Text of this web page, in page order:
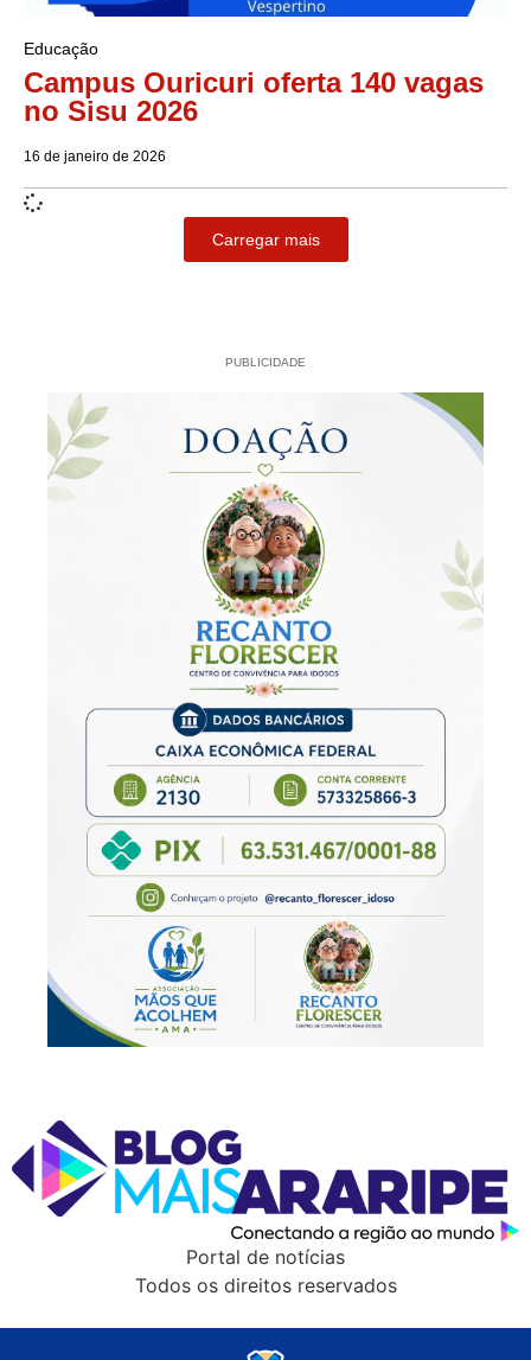
Educação
Campus Ouricuri oferta 140 vagas
no Sisu 2026
16 de janeiro de 2026
Carregar mais
PUBLICIDADE
Portal de notícias
Todos os direitos reservados